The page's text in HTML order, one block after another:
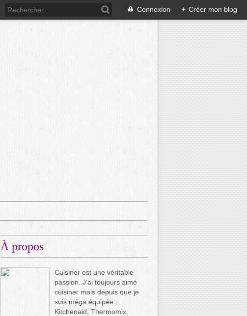
Connexion + Créer mon blog
À propos
Cuisiner est une véritable
passion. J'ai toujours aimé
cuisiner mais depuis que je
suis méga équipée :
Kitchenaid, Thermomix,